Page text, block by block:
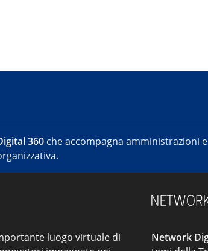
360 che accompagna amministrazioni
luogo virtuale di
Network